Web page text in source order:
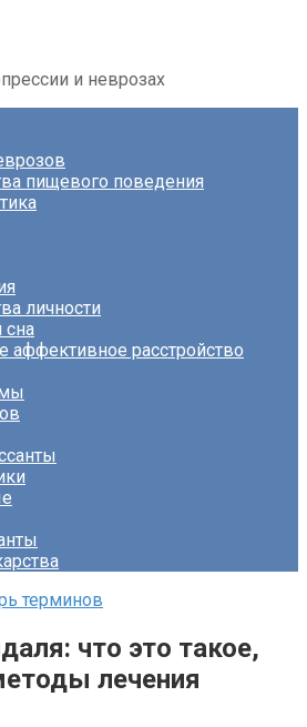
и неврозах
пищевого поведения
личности
сна
аффективное расстройство
терминов
что это такое,
лечения